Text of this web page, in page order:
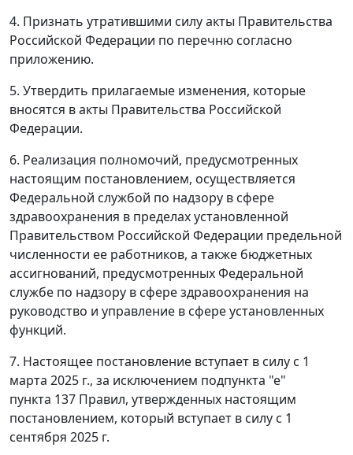
4. Признать утратившими силу акты Правительства
Российской Федерации по перечню согласно
приложению.
5. Утвердить прилагаемые изменения, которые
вносятся в акты Правительства Российской
Федерации.
6. Реализация полномочий, предусмотренных
настоящим постановлением, осуществляется
Федеральной службой по надзору в сфере
здравоохранения в пределах установленной
Правительством Российской Федерации предельной
численности ее работников, а также бюджетных
ассигнований, предусмотренных Федеральной
службе по надзору в сфере здравоохранения на
руководство и управление в сфере установленных
функций.
7. Настоящее постановление вступает в силу с 1
марта 2025 г., за исключением подпункта "е"
пункта 137 Правил, утвержденных настоящим
постановлением, который вступает в силу с 1
сентября 2025 г.